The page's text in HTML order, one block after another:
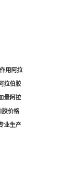
用阿拉
拉伯胶
量阿拉
胶价格
业生产